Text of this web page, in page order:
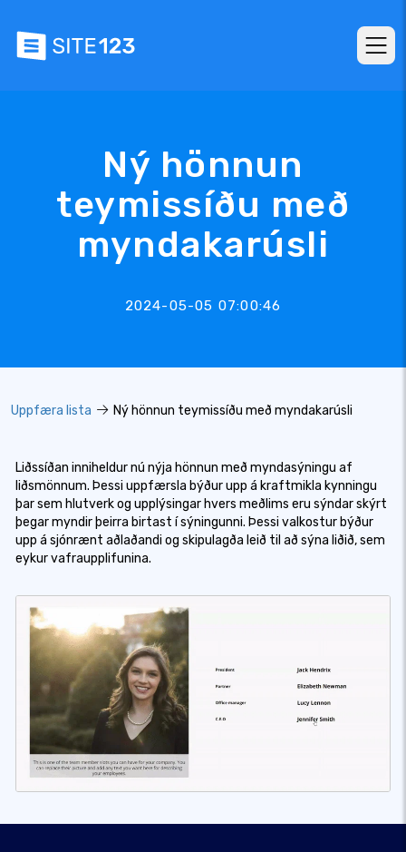
Ný hönnun
teymissíðu með
myndakarúsli
2024-05-05 07:00:46
Uppfæra lista Ný hönnun teymissíðu með myndakarúsli
Liðssíðan inniheldur nú nýja hönnun með myndasýningu af
liðsmönnum. Þessi uppfærsla býður upp á kraftmikla kynningu
þar sem hlutverk og upplýsingar hvers meðlims eru sýndar skýrt
þegar myndir þeirra birtast í sýningunni. Þessi valkostur býður
upp á sjónrænt aðlaðandi og skipulagða leið til að sýna liðið, sem
eykur vafraupplifunina.